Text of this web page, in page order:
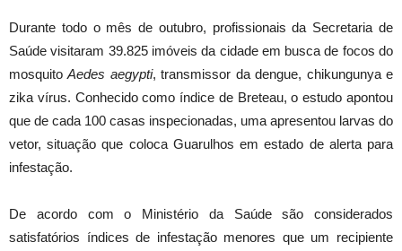
Durante todo o mês de outubro, profissionais da Secretaria de
Saúde visitaram 39.825 imóveis da cidade em busca de focos do
mosquitoAedes aegypti, transmissor da dengue, chikungunya e
zika vírus. Conhecido como índice de Breteau, o estudo apontou
que de cada 100 casas inspecionadas, uma apresentou larvas do
vetor, situação que coloca Guarulhos em estado de alerta para
infestação.
De acordo com o Ministério da Saúde são considerados
satisfatórios índices de infestação menores que um recipiente